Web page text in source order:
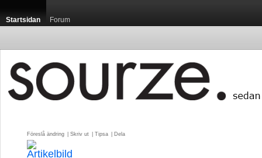
Startsidan Forum
Föreslå ändring Skriv ut Tipsa Dela